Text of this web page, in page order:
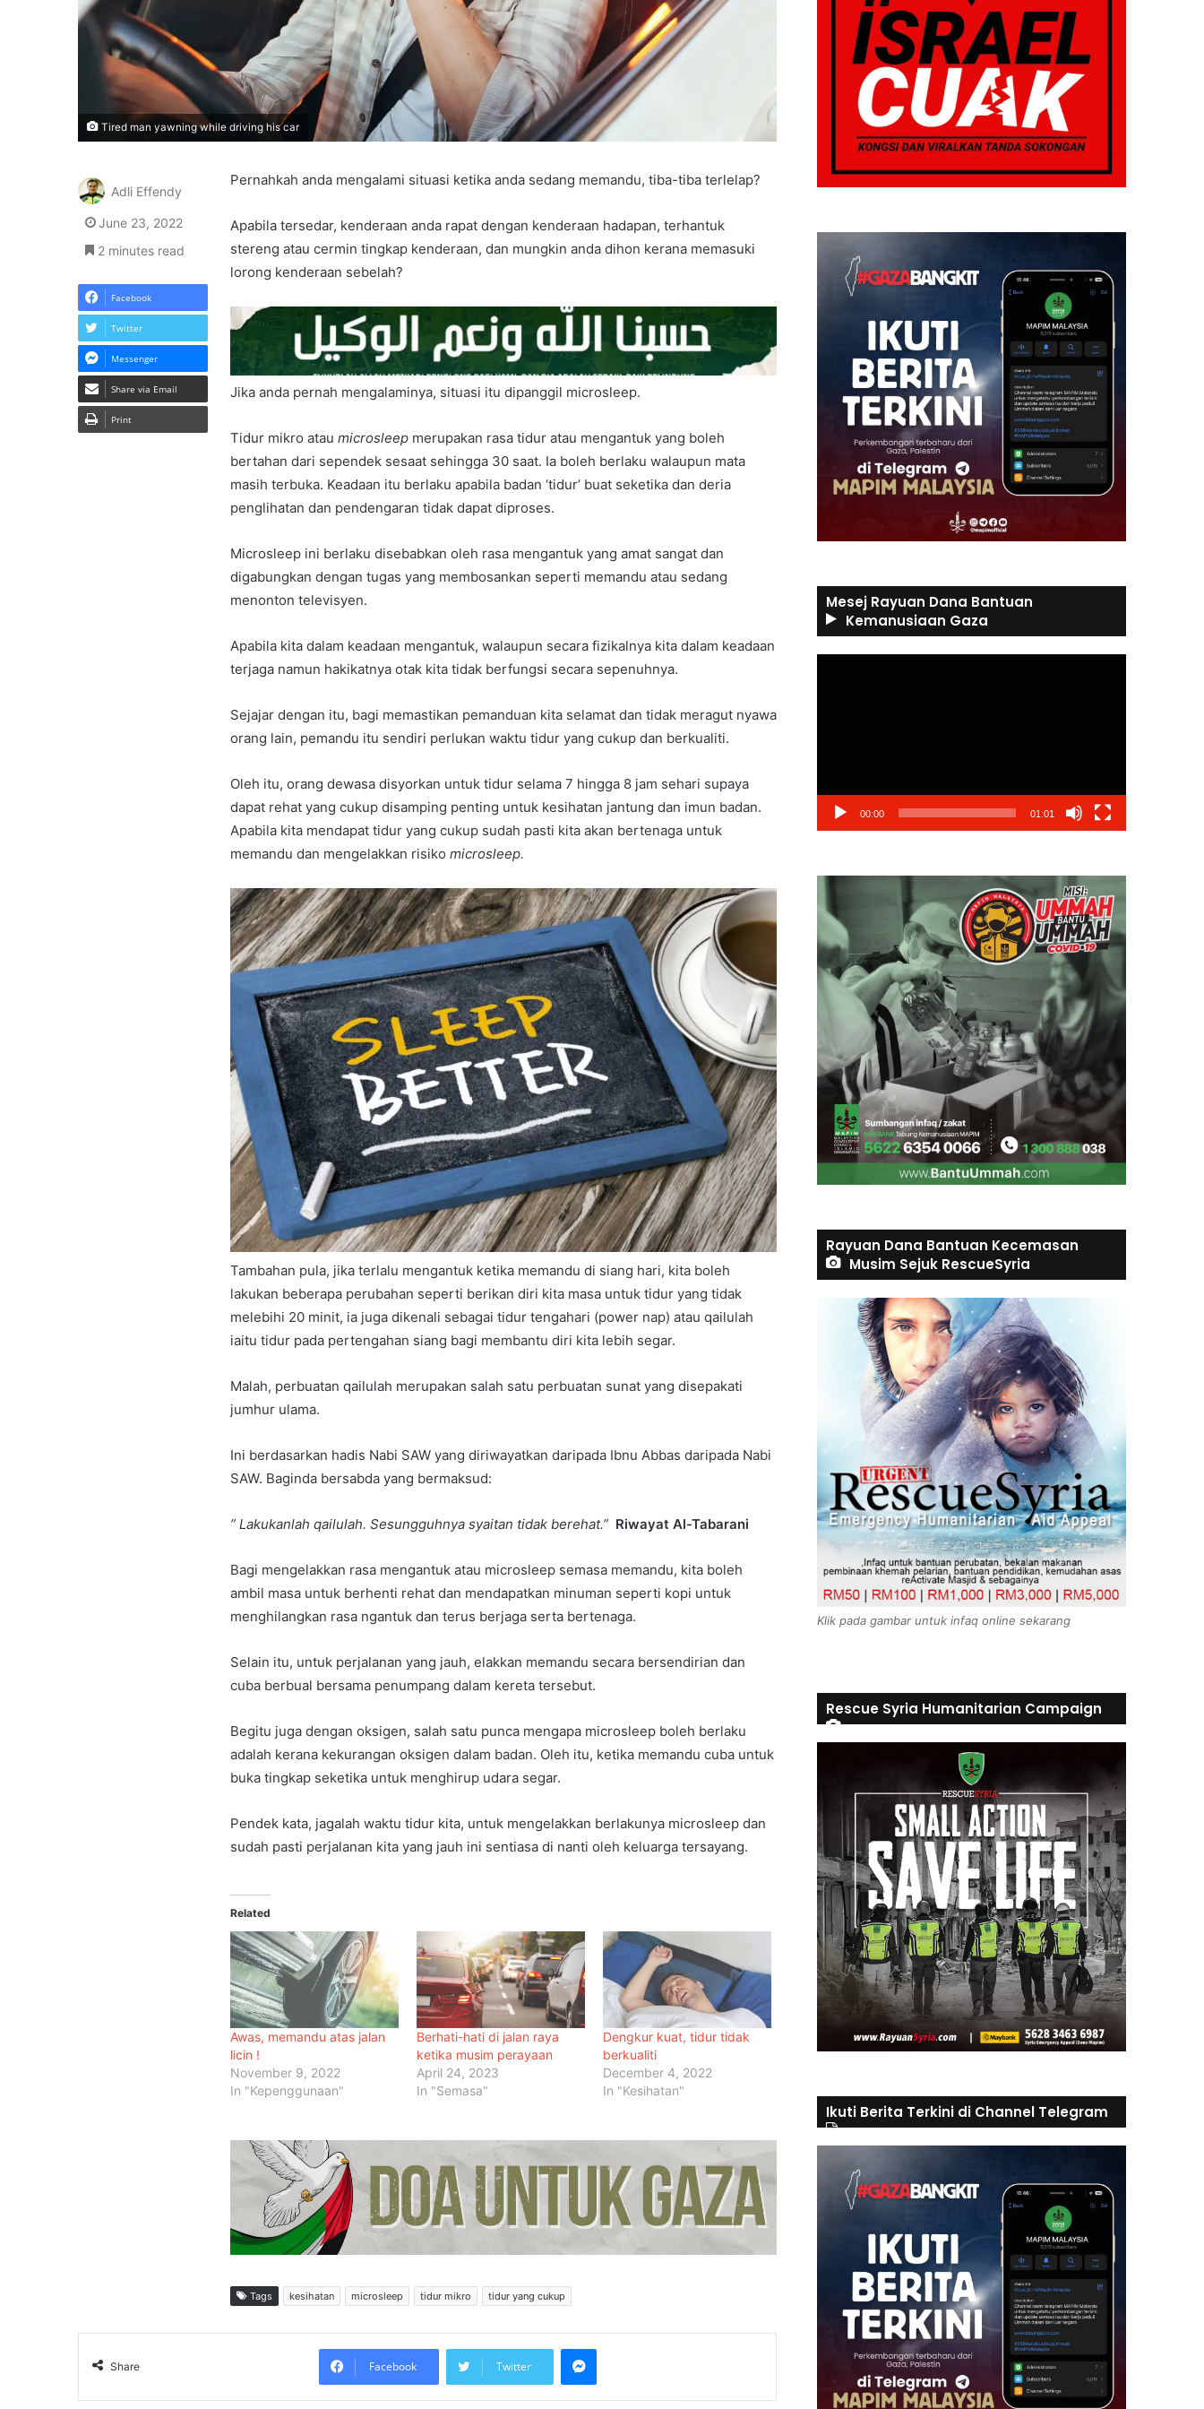
Tired man yawning while driving his car
Pernahkah anda mengalami situasi ketika anda sedang memandu, tiba-tiba terlelap?
Apabila tersedar, kenderaan anda rapat dengan kenderaan hadapan, terhantuk
stereng atau cermin tingkap kenderaan, dan mungkin anda dihon kerana memasuki
lorong kenderaan sebelah?
Jika anda pernah mengalaminya, situasi itu dipanggil microsleep.
Tidur mikro atau microsleep merupakan rasa tidur atau mengantuk yang boleh
bertahan dari sependek sesaat sehingga 30 saat. Ia boleh berlaku walaupun mata
masih terbuka. Keadaan itu berlaku apabila badan ‘tidur’ buat seketika dan deria
penglihatan dan pendengaran tidak dapat diproses.
Microsleep ini berlaku disebabkan oleh rasa mengantuk yang amat sangat dan
digabungkan dengan tugas yang membosankan seperti memandu atau sedang
menonton televisyen.
Apabila kita dalam keadaan mengantuk, walaupun secara fizikalnya kita dalam keadaan
terjaga namun hakikatnya otak kita tidak berfungsi secara sepenuhnya.
Sejajar dengan itu, bagi memastikan pemanduan kita selamat dan tidak meragut nyawa
orang lain, pemandu itu sendiri perlukan waktu tidur yang cukup dan berkualiti.
Oleh itu, orang dewasa disyorkan untuk tidur selama 7 hingga 8 jam sehari supaya
dapat rehat yang cukup disamping penting untuk kesihatan jantung dan imun badan.
Apabila kita mendapat tidur yang cukup sudah pasti kita akan bertenaga untuk
memandu dan mengelakkan risiko microsleep.
Tambahan pula, jika terlalu mengantuk ketika memandu di siang hari, kita boleh
lakukan beberapa perubahan seperti berikan diri kita masa untuk tidur yang tidak
melebihi 20 minit, ia juga dikenali sebagai tidur tengahari (power nap) atau qailulah
iaitu tidur pada pertengahan siang bagi membantu diri kita lebih segar.
Malah, perbuatan qailulah merupakan salah satu perbuatan sunat yang disepakati
jumhur ulama.
Ini berdasarkan hadis Nabi SAW yang diriwayatkan daripada Ibnu Abbas daripada Nabi
SAW. Baginda bersabda yang bermaksud:
” Lakukanlah qailulah. Sesungguhnya syaitan tidak berehat.” Riwayat Al-Tabarani
Bagi mengelakkan rasa mengantuk atau microsleep semasa memandu, kita boleh
ambil masa untuk berhenti rehat dan mendapatkan minuman seperti kopi untuk
menghilangkan rasa ngantuk dan terus berjaga serta bertenaga.
Selain itu, untuk perjalanan yang jauh, elakkan memandu secara bersendirian dan
cuba berbual bersama penumpang dalam kereta tersebut.
Begitu juga dengan oksigen, salah satu punca mengapa microsleep boleh berlaku
adalah kerana kekurangan oksigen dalam badan. Oleh itu, ketika memandu cuba untuk
buka tingkap seketika untuk menghirup udara segar.
Pendek kata, jagalah waktu tidur kita, untuk mengelakkan berlakunya microsleep dan
sudah pasti perjalanan kita yang jauh ini sentiasa di nanti oleh keluarga tersayang.
Related
Awas, memandu atas jalan
licin !
November 9, 2022
In "Kepenggunaan"
Berhati-hati di jalan raya
ketika musim perayaan
April 24, 2023
In "Semasa"
Dengkur kuat, tidur tidak
berkualiti
December 4, 2022
In "Kesihatan"
Tags kesihatan microsleep tidur mikro tidur yang cukup
Adli Effendy
June 23, 2022
2 minutes read
Facebook
Twitter
Messenger
Share via Email
Print
Share Facebook Twitter
Menteri Arab dan Islam Bersetuju
Dokumentasi Pelanggaran Israel di
Baitulmaqdis Timur
Hampir 20 Negara Islam
Pertimbang Tindakan Kolektif
Tangani Pelanggaran Israel di Al-
Kadar Emigrasi Israel Capai Rekod
Penduduk Berpindah Keluar
Mesir Desak Pembukaan
Sempadan Rafah, Israel Tegas
Mesej Rayuan Dana Bantuan
Kemanusiaan Gaza
00:00 01:01
Rayuan Dana Bantuan Kecemasan
Musim Sejuk RescueSyria
Klik pada gambar untuk infaq online sekarang
Rescue Syria Humanitarian Campaign
Ikuti Berita Terkini di Channel Telegram